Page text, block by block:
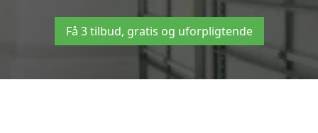
Få 3 tilbud, gratis og uforpligtende